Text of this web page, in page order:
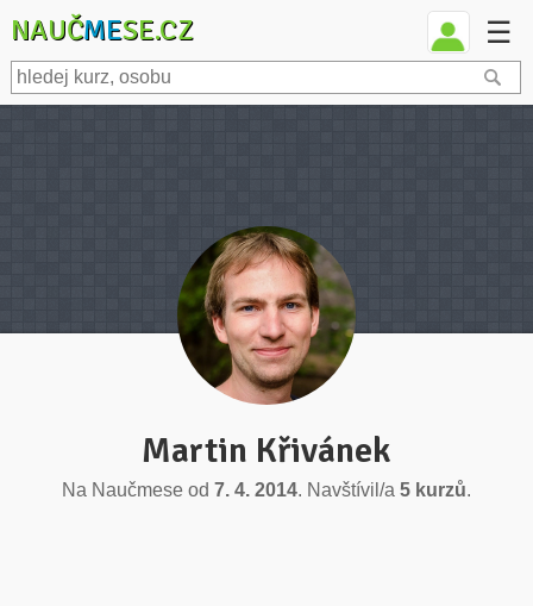
NAUČMESE.CZ ☰
Martin Křivánek
Na Naučmese od 7. 4. 2014. Navštívil/a 5 kurzů.